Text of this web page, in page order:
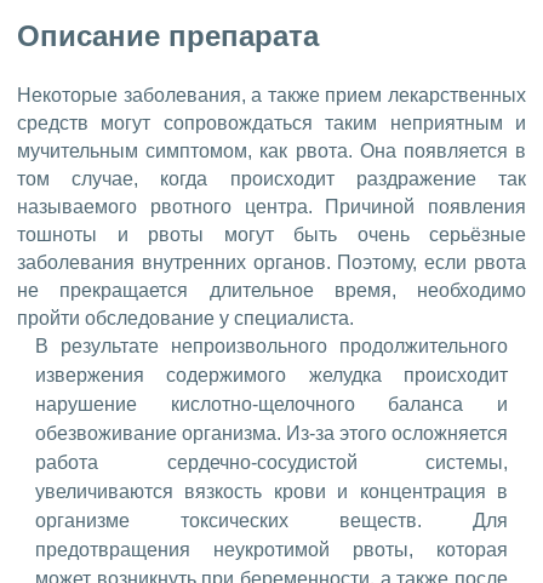
Описание препарата
Некоторые заболевания, а также прием лекарственных
средств могут сопровождаться таким неприятным и
мучительным симптомом, как рвота. Она появляется в
том случае, когда происходит раздражение так
называемого рвотного центра. Причиной появления
тошноты и рвоты могут быть очень серьёзные
заболевания внутренних органов. Поэтому, если рвота
не прекращается длительное время, необходимо
пройти обследование у специалиста.
В результате непроизвольного продолжительного
извержения содержимого желудка происходит
нарушение кислотно-щелочного баланса и
обезвоживание организма. Из-за этого осложняется
работа сердечно-сосудистой системы,
увеличиваются вязкость крови и концентрация в
организме токсических веществ. Для
предотвращения неукротимой рвоты, которая